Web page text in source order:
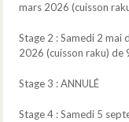
mars 2026 (cuisson
Stage 2 : Samedi 2 mai
2026 (cuisson raku) de
Stage 3 : ANNULÉ
Stage 4 : Samedi 5